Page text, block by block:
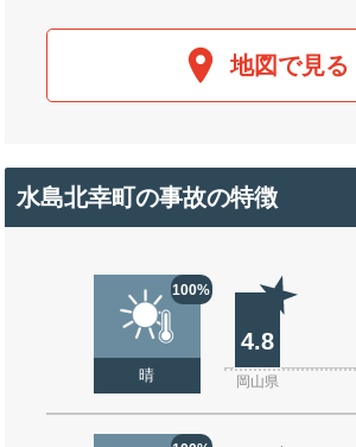
地図で見る
水島北幸町の事故の特徴
100%
晴
4.8
岡山県